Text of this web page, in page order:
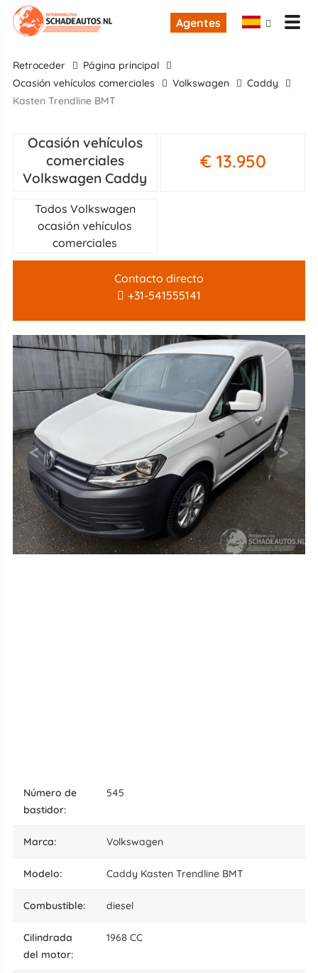
Agentes
retroceder
Página principal
ocasión vehículos comerciales
Volkswagen
Caddy
Kasten Trendline BMT
Ocasión vehículos
comerciales
Volkswagen Caddy
€ 13.950
Todos Volkswagen
ocasión vehículos
comerciales
Contacto directo
+31-541555141
número de
bastidor:
545
marca: Volkswagen
modelo: Caddy Kasten Trendline BMT
combustible: diesel
cilindrada
del motor:
1968 CC